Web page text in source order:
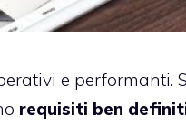
e performanti.
requisiti ben